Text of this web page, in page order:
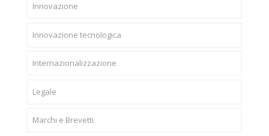
Innovazione
Innovazione tecnologica
Internazionalizzazione
Legale
Marchi e Brevetti